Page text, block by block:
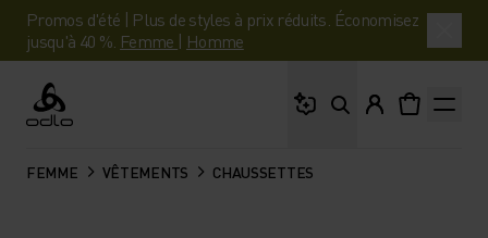
Promos d'été | Plus de styles à prix réduits. Économisez
jusqu'à 40 %. Femme | Homme
Odlo
FEMME VÊTEMENTS CHAUSSETTES